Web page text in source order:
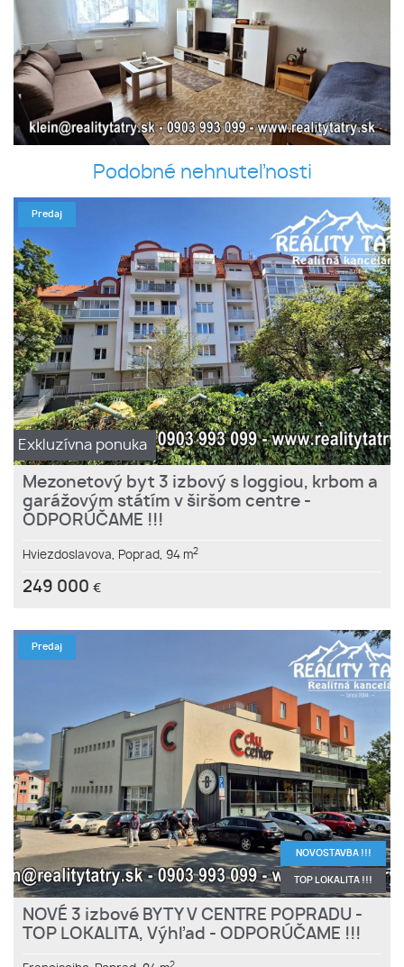
Podobné nehnuteľnosti
Exkluzívna ponuka
Predaj
Mezonetový byt 3 izbový s loggiou, krbom a
garážovým státím v širšom centre -
ODPORÚČAME !!!
Hviezdoslavova, Poprad, 94 m2
249 000 €
Predaj
NOVOSTAVBA !!!
TOP LOKALITA !!!
NOVÉ 3 izbové BYTY V CENTRE POPRADU -
TOP LOKALITA, Výhľad - ODPORÚČAME !!!
2